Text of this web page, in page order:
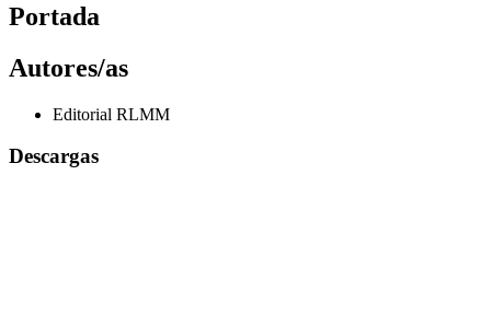
Portada
Autores/as
Editorial RLMM
Descargas